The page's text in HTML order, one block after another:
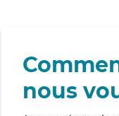
nous